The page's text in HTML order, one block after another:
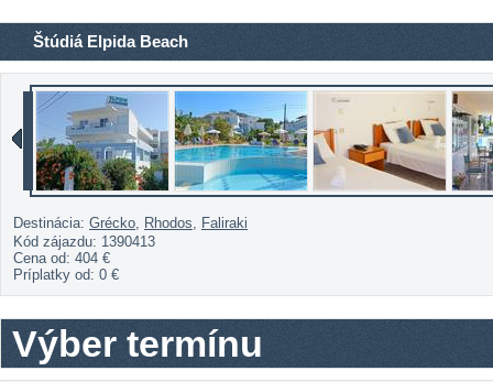
Štúdiá Elpida Beach
Destinácia: Grécko, Rhodos, Faliraki
Kód zájazdu: 1390413
Cena od: 404 €
Príplatky od: 0 €
Výber termínu